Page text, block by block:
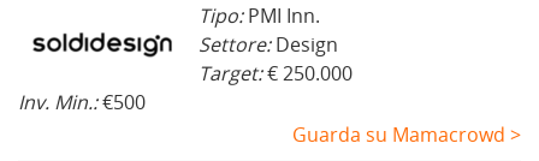
Tipo:PMI Inn.
Settore:Design
Target:€ 250.000
Inv. Min.:€500
Guarda su Mamacrowd >